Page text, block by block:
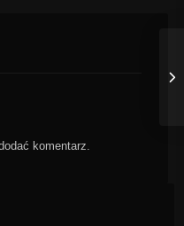
komentarz.